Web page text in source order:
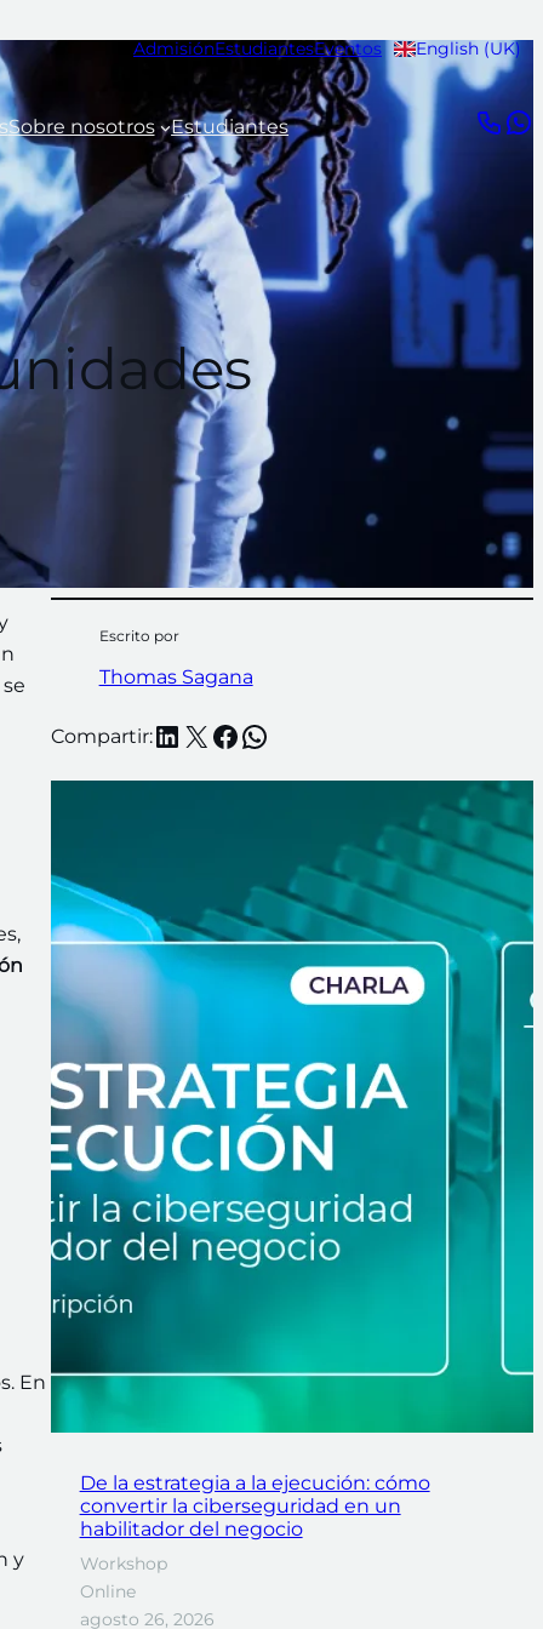
AdmisiónEstudiantesEventos English (UK)
Sobre nosotros Estudiantes
En
y
Escrito por
Thomas Sagana
Compartir:LinkedIn
X Facebook
WhatsApp
De la estrategia a la ejecución: cómo
convertir la ciberseguridad en un
habilitador del negocio
Workshop
Online
agosto 26, 2026